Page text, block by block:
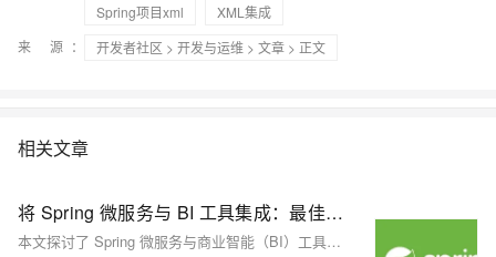
Spring项目xml
XML集成
来 源：
开发者社区 > 开发与运维 > 文章 > 正文
相关文章
将 Spring 微服务与 BI 工具集成：最佳实践
本文探讨了 Spring 微服务与商业智能（BI）工具集成的潜力与实践。随着微服务架构和数据分析需求的增长，Spring Boot 和 Spring Cloud 提供了构建可扩展、弹性服务的框架，而 BI 工具则增强了数据可视化与实时分析能力。文章介绍了 Spring 微服务的核心概念、BI 工具在企业中的作用，并深入分析了两者集成带来的优势，如实时数据处理、个性化报告、数据聚合与安全保障。同时，文中还总结了集成过程中的最佳实践，包括事件驱动架构、集中配置管理、数据安全控制、模块化设计与持续优化策略，旨在帮助企业构建高效、智能的数据驱动系统。